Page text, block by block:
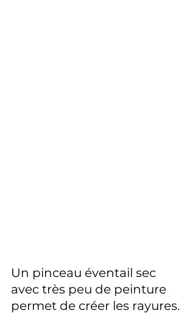
Un pinceau éventail sec
avec très peu de peinture
permet de créer les rayures.